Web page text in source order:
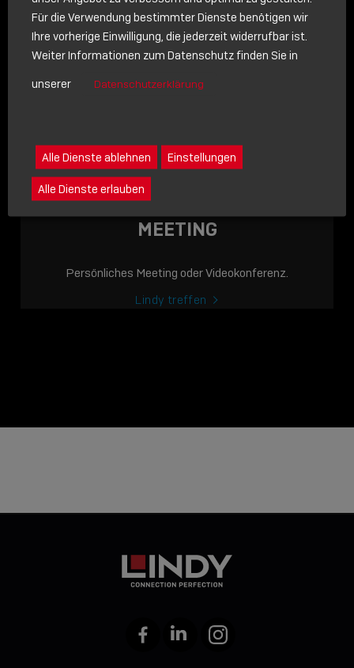
LINDY ACADEMY
JETZT ONLINE
VERFÜGBAR: DIE
LINDY ACADEMY –
WISSEN, DAS
NACHRICHT
Schreiben Sie lieber? Dann schicken Sie uns gerne eine
MEETING
Persönliches Meeting oder Videokonferenz.
Lindy treffen
FacebookLinkedIn Instagram
Für die Verwendung bestimmter Dienste benötigen wir
Ihre vorherige Einwilligung, die jederzeit widerrufbar ist.
Weiter Informationen zum Datenschutz finden Sie in
unserer
Datenschutzerklärung
Alle Dienste ablehnen Einstellungen
Alle Dienste erlauben